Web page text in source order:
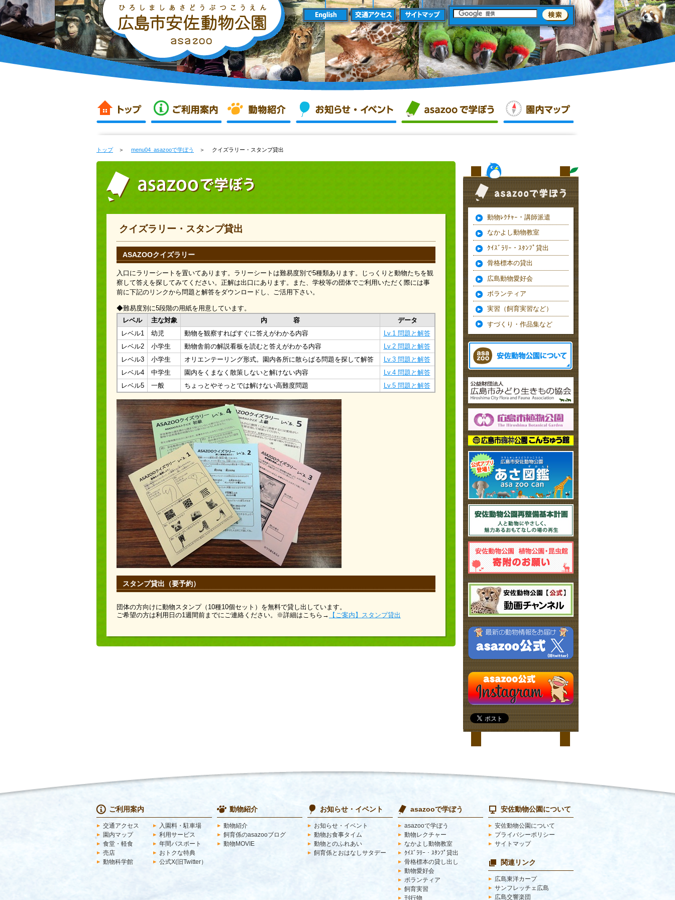
トップ＞ menu04_asazooで学ぼう ＞ クイズラリー・スタンプ貸出
クイズラリー・スタンプ貸出
ASAZOOクイズラリー
入口にラリーシートを置いてあります。ラリーシートは難易度別で5種類あります。じっくりと動物たちを観
察して答えを探してみてください。正解は出口にあります。また、学校等の団体でご利用いただく際には事
前に下記のリンクから問題と解答をダウンロードし、ご活用下さい。
◆難易度別に5段階の用紙を用意しています。
レベル
主な対象 内 容
データ
レベル1
幼児 動物を観察すればすぐに答えがわかる内容
Lv.1 問題と解答
レベル2
小学生 動物舎前の解説看板を読むと答えがわかる内容
Lv.2 問題と解答
レベル3
小学生 オリエンテーリング形式。園内各所に散らばる問題を探して解答
Lv.3 問題と解答
レベル4
中学生 園内をくまなく散策しないと解けない内容
Lv.4 問題と解答
レベル5
一般 ちょっとやそっとでは解けない高難度問題 Lv.5 問題と解答
スタンプ貸出（要予約）
団体の方向けに動物スタンプ（10種10個セット）を無料で貸し出しています。
ご希望の方は利用日の1週間前までにご連絡ください。※詳細はこちら→
【ご案内】スタンプ貸出
動物ﾚｸﾁｬｰ・講師派遣
なかよし動物教室
ｸｲｽﾞﾗﾘｰ・ｽﾀﾝﾌﾟ貸出
骨格標本の貸出
広島動物愛好会
ボランティア
実習（飼育実習など）
すづくり・作品集など
ご利用案内
交通アクセス
入園料・駐車場
園内マップ
利用サービス
食堂・軽食
年間パスポート
売店
おトクな特典
動物科学館
公式X(旧Twitter）
動物紹介
動物紹介
飼育係のasazooブログ
動物MOVIE
お知らせ・イベント
お知らせ・イベント
動物お食事タイム
動物とのふれあい
飼育係とおはなしサタデー
asazooで学ぼう
asazooで学ぼう
動物レクチャー
なかよし動物教室
ｸｲｽﾞﾗﾘｰ・ｽﾀﾝﾌﾟ貸出
骨格標本の貸し出し
動物愛好会
ボランティア
飼育実習
刊行物
安佐動物公園について
安佐動物公園について
プライバシーポリシー
サイトマップ
関連リンク
広島東洋カープ
サンフレッチェ広島
広島交響楽団